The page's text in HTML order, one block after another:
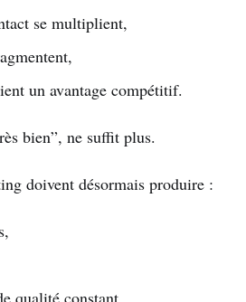
se multiplient,
un avantage compétitif.
bien”, ne suffit plus.
doivent désormais produire :